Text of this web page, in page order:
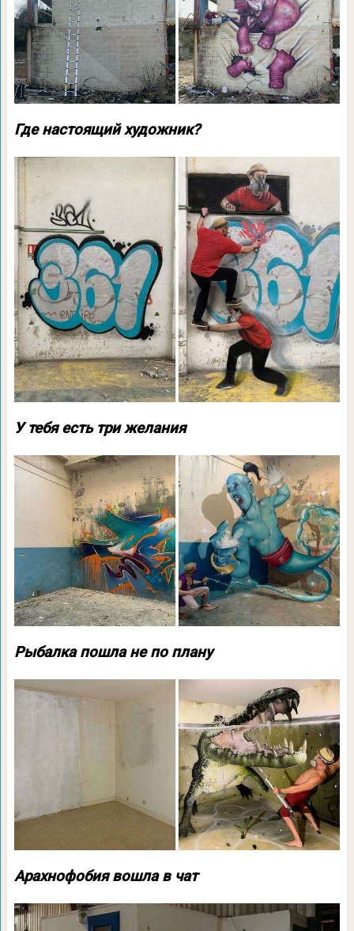
Где настоящий художник?
У тебя есть три желания
Рыбалка пошла не по плану
Арахнофобия вошла в чат